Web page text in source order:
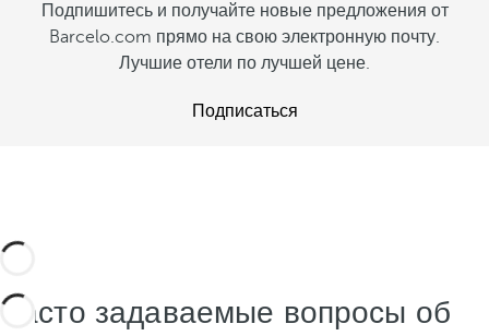
Подпишитесь и получайте новые предложения от
Barcelo.com прямо на свою электронную почту.
Лучшие отели по лучшей цене.
Подписаться
Часто задаваемые вопросы об